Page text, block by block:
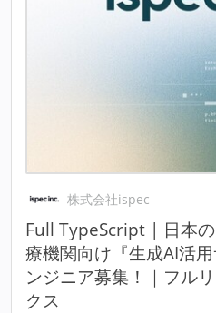
株式会社ispec
Full TypeScript | 日本
療機関向け『生成AI活
ンジニア募集！｜フル
クス